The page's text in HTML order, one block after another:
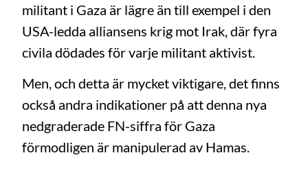
militant i Gaza är lägre än till exempel i den
USA-ledda alliansens krig mot Irak, där fyra
civila dödades för varje militant aktivist.
Men, och detta är mycket viktigare, det finns
också andra indikationer på att denna nya
nedgraderade FN-siffra för Gaza
förmodligen är manipulerad av Hamas.